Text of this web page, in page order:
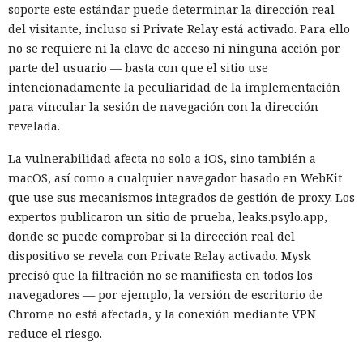
soporte este estándar puede determinar la dirección real
del visitante, incluso si Private Relay está activado. Para ello
no se requiere ni la clave de acceso ni ninguna acción por
parte del usuario — basta con que el sitio use
intencionadamente la peculiaridad de la implementación
para vincular la sesión de navegación con la dirección
revelada.
La vulnerabilidad afecta no solo a iOS, sino también a
macOS, así como a cualquier navegador basado en WebKit
que use sus mecanismos integrados de gestión de proxy. Los
expertos publicaron un sitio de prueba, leaks.psylo.app,
donde se puede comprobar si la dirección real del
dispositivo se revela con Private Relay activado. Mysk
precisó que la filtración no se manifiesta en todos los
navegadores — por ejemplo, la versión de escritorio de
Chrome no está afectada, y la conexión mediante VPN
reduce el riesgo.